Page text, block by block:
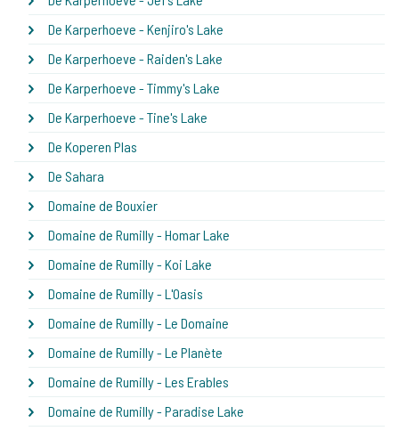
De Karperhoeve - Kenjiro's Lake
De Karperhoeve - Raiden's Lake
De Karperhoeve - Timmy's Lake
De Karperhoeve - Tine's Lake
De Koperen Plas
De Sahara
Domaine de Bouxier
Domaine de Rumilly - Homar Lake
Domaine de Rumilly - Koi Lake
Domaine de Rumilly - L'Oasis
Domaine de Rumilly - Le Domaine
Domaine de Rumilly - Le Planète
Domaine de Rumilly - Les Erables
Domaine de Rumilly - Paradise Lake